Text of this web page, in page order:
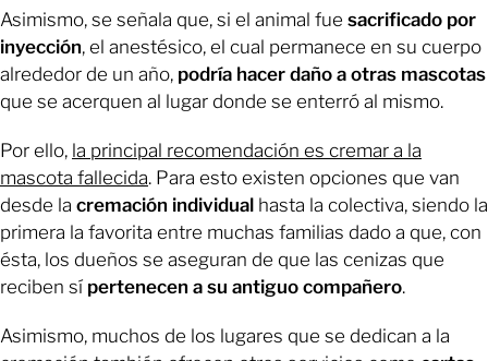
Asimismo, se señala que, si el animal fue sacrificado por
inyección, el anestésico, el cual permanece en su cuerpo
alrededor de un año, podría hacer daño a otras mascotas
que se acerquen al lugar donde se enterró al mismo.
Por ello, la principal recomendación es cremar a la
mascota fallecida. Para esto existen opciones que van
desde la cremación individual hasta la colectiva, siendo la
primera la favorita entre muchas familias dado a que, con
ésta, los dueños se aseguran de que las cenizas que
reciben sí pertenecen a su antiguo compañero.
Asimismo, muchos de los lugares que se dedican a la